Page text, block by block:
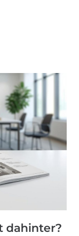
dahinter?